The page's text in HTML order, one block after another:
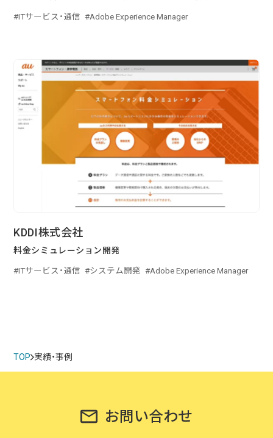
ITサービス・通信 Adobe Experience Manager
KDDI株式会社
料金シミュレーション開発
ITサービス・通信 システム開発 Adobe Experience Manager
TOP 実績・事例
お問い合わせ